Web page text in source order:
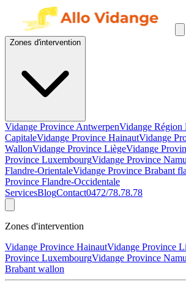
Zones d'intervention
Vidange Province AntwerpenVidange Région
CapitaleVidange Province HainautVidange
WallonVidange Province LiègeVidange
Province LuxembourgVidange Province
Flandre-OrientaleVidange Province Brabant
Province Flandre-Occidentale
ServicesBlogContact0472/78.78.78
Zones d'intervention
Vidange Province HainautVidange Province
Province LuxembourgVidange Province
Brabant wallon